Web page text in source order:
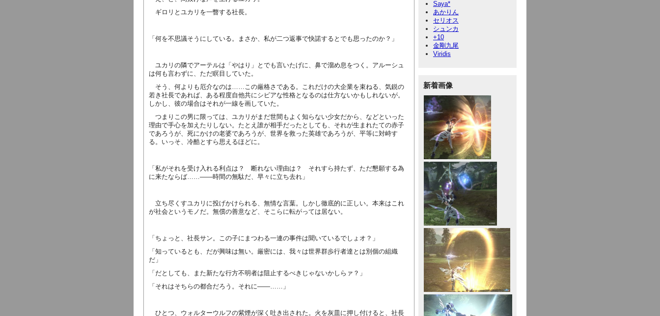
ギロリとユカリを一瞥する社長。
「何を不思議そうにしている。まさか、私が二つ返事で快諾するとでも思ったのか？」
ユカリの隣でアーテルは「やはり」とでも言いたげに、鼻で溜め息をつく。アルーシュ
は何も言わずに、ただ瞑目していた。
そう、何よりも厄介なのは……この厳格さである。これだけの大企業を束ねる、気鋭の
若き社長であれば、ある程度自他共にシビアな性格となるのは仕方ないかもしれないが。
しかし、彼の場合はそれが一線を画していた。
つまりこの男に限っては、ユカリがまだ世間もよく知らない少女だから、などといった
理由で手心を加えたりしない。たとえ誰が相手だったとしても、それが生まれたての赤子
であろうが、死にかけの老婆であろうが、世界を救った英雄であろうが、平等に対峙す
る。いっそ、冷酷とすら思えるほどに。
「私がそれを受け入れる利点は？ 断れない理由は？ それすら持たず、ただ懇願する為
に来たならば……――時間の無駄だ、早々に立ち去れ」
立ち尽くすユカリに投げかけられる、無情な言葉。しかし徹底的に正しい。本来はこれ
が社会というモノだ。無償の善意など、そこらに転がっては居ない。
「ちょっと、社長サン。この子にまつわる一連の事件は聞いているでしょオ？」
「知っているとも、だが興味は無い。厳密には、我々は世界群歩行者達とは別個の組織
だ」
「だとしても、また新たな行方不明者は阻止するべきじゃないかしらァ？」
「それはそちらの都合だろう。それに――……」
ひとつ、ウォルターウルフの紫煙が深く吐き出された。火を灰皿に押し付けると、社長
Saya*
あかりん
セリオス
シュンカ
+10
金剛九尾
Viridis
新着画像